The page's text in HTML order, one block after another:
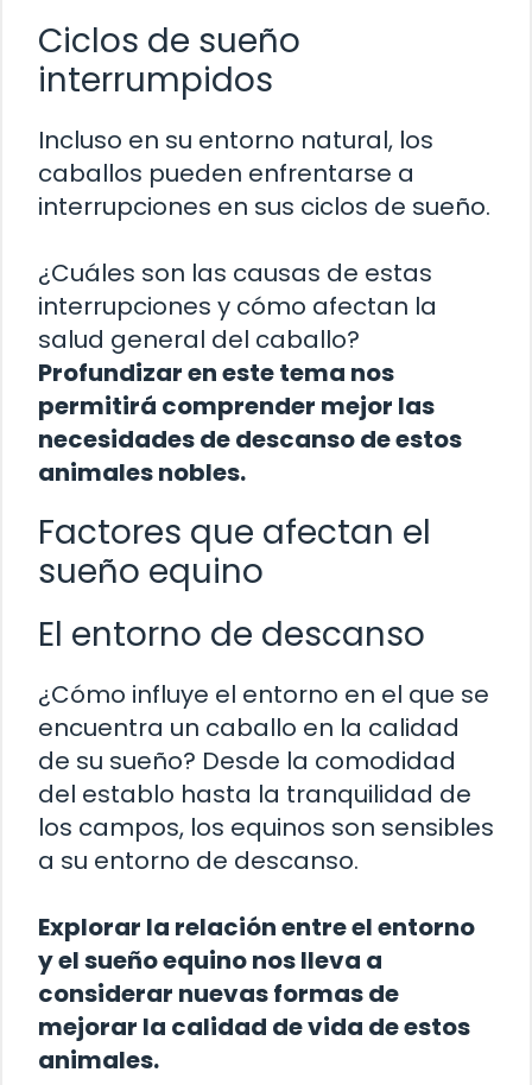
Ciclos de sueño
interrumpidos
Incluso en su entorno natural, los
caballos pueden enfrentarse a
interrupciones en sus ciclos de sueño.
¿Cuáles son las causas de estas
interrupciones y cómo afectan la
salud general del caballo?
Profundizar en este tema nos
permitirá comprender mejor las
necesidades de descanso de estos
animales nobles.
Factores que afectan el
sueño equino
El entorno de descanso
¿Cómo influye el entorno en el que se
encuentra un caballo en la calidad
de su sueño? Desde la comodidad
del establo hasta la tranquilidad de
los campos, los equinos son sensibles
a su entorno de descanso.
Explorar la relación entre el entorno
y el sueño equino nos lleva a
considerar nuevas formas de
mejorar la calidad de vida de estos
animales.